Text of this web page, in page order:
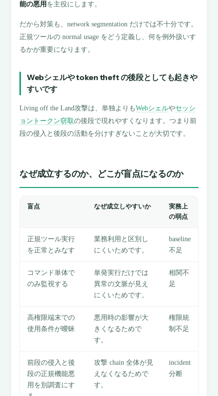
能の悪用 を主役にします。
だから対策も、network segmentation だけでは不十分です。
正規ツールの normal usage をどう定義し、何を例外扱いす
るかが重要になります。
Webシェルや token theft の後段としても起きや
すいです
Living off the Land攻撃は、単独よりもWebシェルやセッシ
ョントークン窃取の後段で現れやすくなります。つまり前
段の侵入と後段の活動を分けすぎないことが大切です。
なぜ成立するのか、どこが盲点になるのか
盲点 なぜ成立しやすいか
実務上
の弱点
正規ツール実行
を正常とみなす
業務利用と区別し
にくいためです。
baseline
不足
コマンド単体で
のみ監視する
単発実行だけでは
異常の文脈が見え
にくいためです。
相関不
足
高権限端末での
使用条件が曖昧
悪用時の影響が大
きくなるためで
す。
権限統
制不足
前段の侵入と後
段の正規機能悪
用を別調査にす
攻撃 chain 全体が見
えなくなるためで
す。
incident
分断